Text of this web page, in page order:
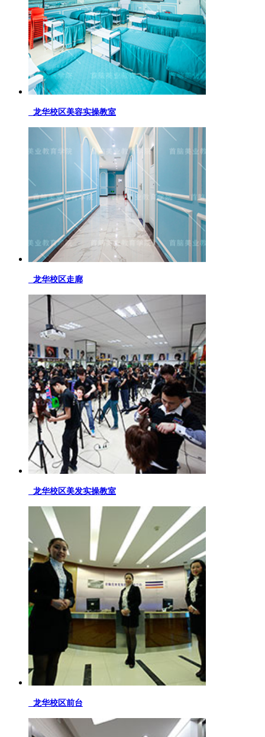
龙华校区美容实操教室
龙华校区走廊
龙华校区美发实操教室
龙华校区前台